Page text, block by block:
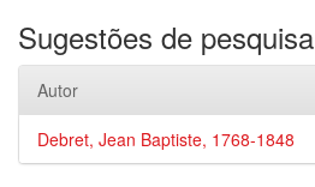
Sugestões de pesquisa
Autor
Debret, Jean Baptiste, 1768-1848